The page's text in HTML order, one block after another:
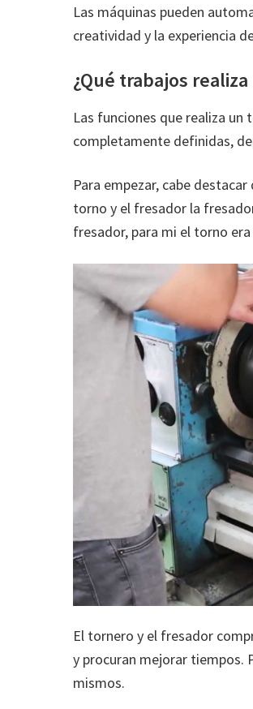
Las máquinas pueden
creatividad y la experiencia
¿Qué trabajos
Las funciones que realiza
completamente definidas,
Para empezar, cabe
torno y el fresador la
fresador, para mi el torno
El tornero y el fresador
y procuran mejorar tiempos.
mismos.